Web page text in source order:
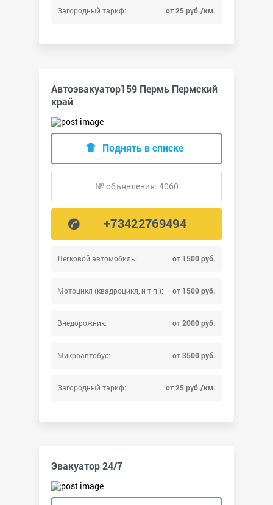
Загородный тариф: от 25 руб./км.
Автоэвакуатор159 Пермь Пермский
край
Легковой автомобиль: от 1500 руб.
Мотоцикл (квадроцикл, и т.п.): от 1500 руб.
Внедорожник: от 2000 руб.
Микроавтобус: от 3500 руб.
Загородный тариф: от 25 руб./км.
Поднять в списке
№ объявления: 4060
+73422769494
Эвакуатор 24/7